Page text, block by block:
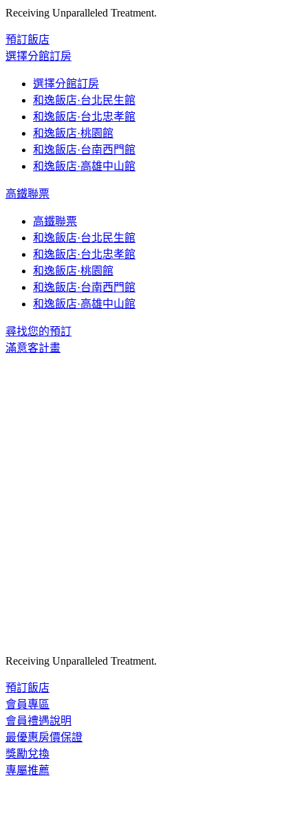
Receiving Unparalleled Treatment.
預訂飯店
選擇分館訂房
選擇分館訂房
和逸飯店·台北民生館
和逸飯店·台北忠孝館
和逸飯店·桃園館
和逸飯店·台南西門館
和逸飯店·高雄中山館
高鐵聯票
高鐵聯票
和逸飯店·台北民生館
和逸飯店·台北忠孝館
和逸飯店·桃園館
和逸飯店·台南西門館
和逸飯店·高雄中山館
尋找您的預訂
滿意客計畫
Receiving Unparalleled Treatment.
預訂飯店
會員專區
會員禮遇說明
最優惠房價保證
獎勵兌換
專屬推薦